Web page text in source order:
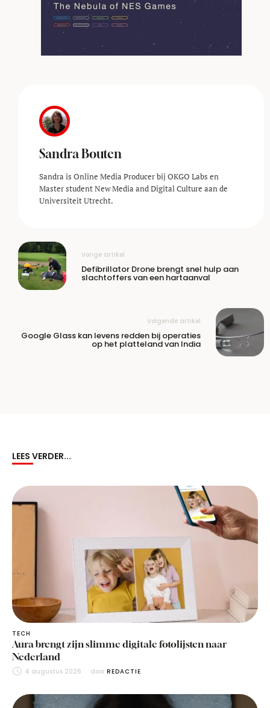
Sandra Bouten
Sandra is Online Media Producer bij OKGO Labs en
Master student New Media and Digital Culture aan de
Universiteit Utrecht.
Vorige artikel
Defibrillator Drone brengt snel hulp aan
slachtoffers van een hartaanval
Volgende artikel
Google Glass kan levens redden bij operaties
op het platteland van India
LEES VERDER...
TECH
Aura brengt zijn slimme digitale fotolijsten naar
Nederland
4 augustus 2026 door REDACTIE